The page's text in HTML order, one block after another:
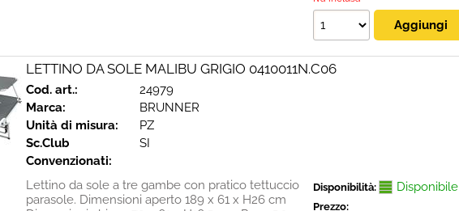
LETTINO DA SOLE MALIBU GRIGIO 0410011N.C06
Cod. art.:
24979
Marca:
BRUNNER
Unità di misura:
PZ
Sc.Club
Convenzionati:
SI
Lettino da sole a tre gambe con pratico tettuccio
parasole. Dimensioni aperto 189 x 61 x H26 cm
Disponibilità: Disponibile
Prezzo: